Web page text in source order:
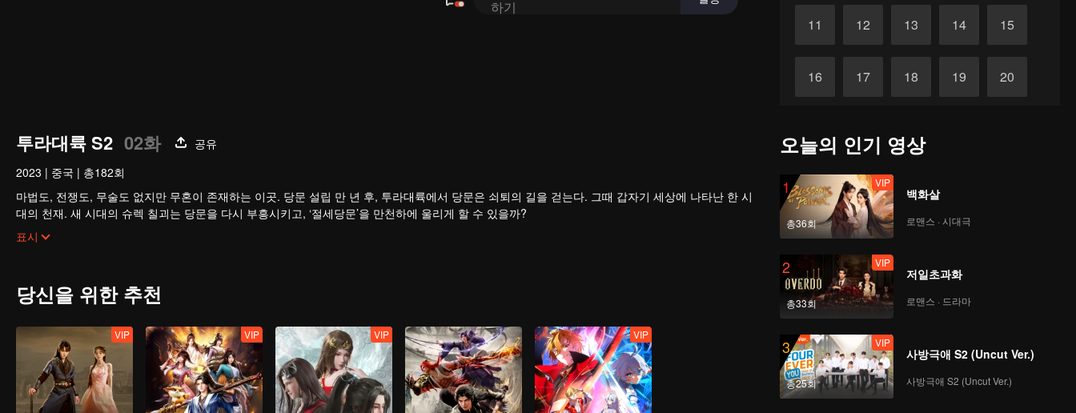
11 12 13 14 15
16 17 18 19 20
26 27
투라대륙 S2 02화
공유
2023 | 중국 | 총182회
마법도, 전쟁도, 무술도 없지만 무혼이 존재하는 이곳. 당문 설립 만 년 후, 투라대륙에서 당문은 쇠퇴의 길을 걷는다. 그때 갑자기 세상에 나타난 한 시
대의 천재. 새 시대의 슈렉 칠괴는 당문을 다시 부흥시키고, ‘절세당문’을 만천하에 울리게 할 수 있을까?
백만 년 혼수와 태양, 달, 별을 관장하는 사령술사신 그리고 당문을 쇠퇴하게 만든 새로운 혼도기 체계. 이 세상의 비밀이 하나씩 모습을 드러내기 시작
한다.
표시
당신을 위한 추천
VIP VIP VIP VIP
오늘의 인기 영상
1
총36회
VIP
백화살
로맨스 · 시대극
2
총33회
VIP
저일초과화
로맨스 · 드라마
3
총25회
VIP
사방극애 S2 (Uncut Ver.)
사방극애 S2 (Uncut Ver.)